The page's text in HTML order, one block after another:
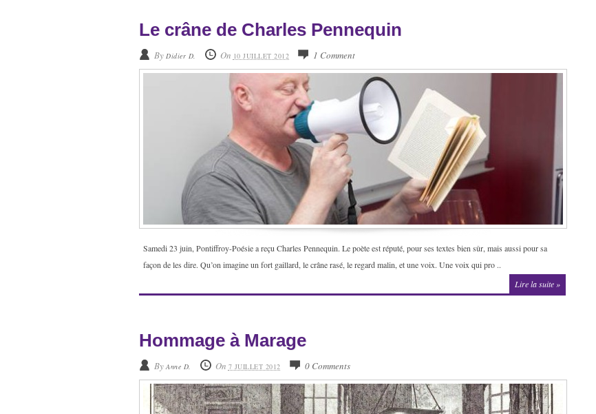
Le crâne de Charles Pennequin
By Didier D. On 10 JUILLET 2012 1 Comment
Samedi 23 juin, Pontiffroy-Poésie a reçu Charles Pennequin. Le poète est réputé, pour ses textes bien sûr, mais aussi pour sa
façon de les dire. Qu’on imagine un fort gaillard, le crâne rasé, le regard malin, et une voix. Une voix qui pro ..
Lire la suite »
Hommage à Marage
ByAnne D. On 7 JUILLET 2012 0 Comments